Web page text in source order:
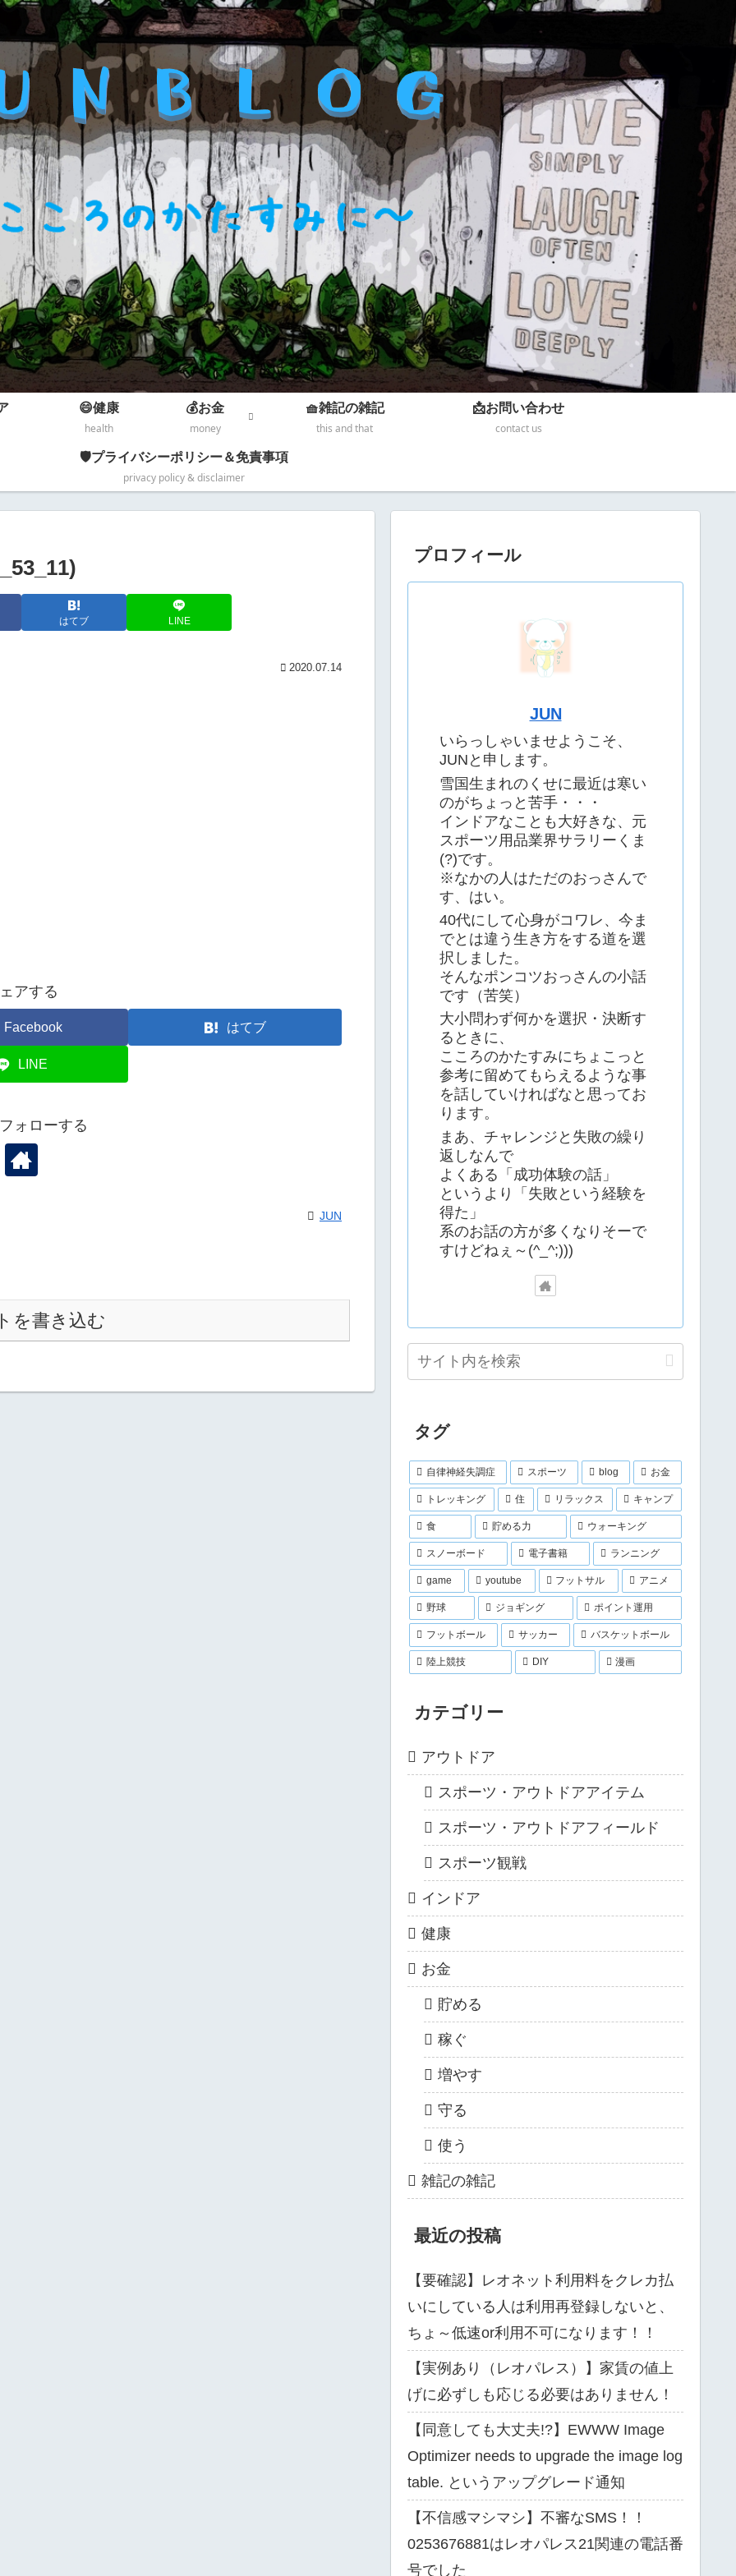
😄健康
health
💰お金
money
🧺雑記の雑記
this and that
📩お問い合わせ
contact us
🛡️プライバシーポリシー＆免責事項
privacy policy & disclaimer
はてブ LINE
2020.07.14
アする
Facebook はてブ
LINE
ォローする
JUN
を書き込む
プロフィール
JUN
いらっしゃいませようこそ、
JUNと申します。
雪国生まれのくせに最近は寒い
のがちょっと苦手・・・
インドアなことも大好きな、元
スポーツ用品業界サラリーくま
(?)です。
※なかの人はただのおっさんで
す、はい。
40代にして心身がコワレ、今ま
でとは違う生き方をする道を選
択しました。
そんなポンコツおっさんの小話
です（苦笑）
大小問わず何かを選択・決断す
るときに、
こころのかたすみにちょこっと
参考に留めてもらえるような事
を話していければなと思ってお
ります。
まあ、チャレンジと失敗の繰り
返しなんで
よくある「成功体験の話」
というより「失敗という経験を
得た」
系のお話の方が多くなりそーで
すけどねぇ～(^_^;)))
タグ
自律神経失調症 スポーツ blog お金
トレッキング 住 リラックス キャンプ
食 貯める力 ウォーキング
スノーボード 電子書籍 ランニング
game youtube フットサル アニメ
野球 ジョギング ポイント運用
フットボール サッカー バスケットボール
陸上競技 DIY 漫画
カテゴリー
アウトドア
スポーツ・アウトドアアイテム
スポーツ・アウトドアフィールド
スポーツ観戦
インドア
健康
お金
貯める
稼ぐ
増やす
守る
使う
雑記の雑記
最近の投稿
【要確認】レオネット利用料をクレカ払
いにしている人は利用再登録しないと、
ちょ～低速or利用不可になります！！
【実例あり（レオパレス）】家賃の値上
げに必ずしも応じる必要はありません！
【同意しても大丈夫!?】EWWW Image
Optimizer needs to upgrade the image log
table. というアップグレード通知
【不信感マシマシ】不審なSMS！！
0253676881はレオパレス21関連の電話番
号でした